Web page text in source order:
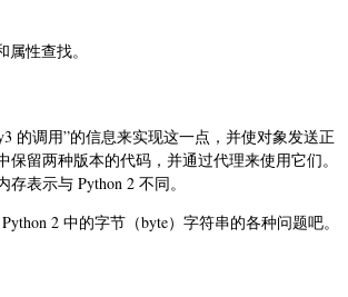
性查找。
的调用”的信息来实现这一点，并使对象发送正
留两种版本的代码，并通过代理来使用它们。
表示与 Python 2 不同。
2 中的字节（byte）字符串的各种问题吧。